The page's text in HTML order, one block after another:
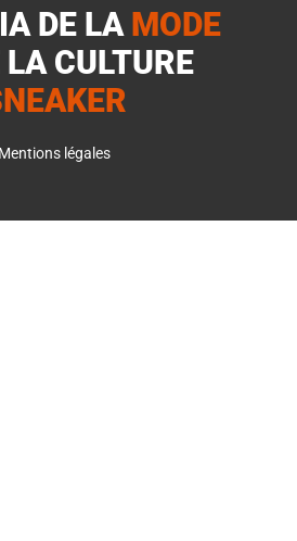
DE LA MODE
LA CULTURE
Mentions légales